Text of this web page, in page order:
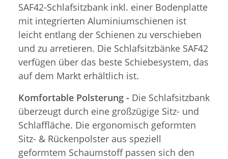
SAF42-Schlafsitzbank inkl. einer Bodenplatte
mit integrierten Aluminiumschienen ist
leicht entlang der Schienen zu verschieben
und zu arretieren. Die Schlafsitzbänke SAF42
verfügen über das beste Schiebesystem, das
auf dem Markt erhältlich ist.
Komfortable Polsterung - Die Schlafsitzbank
überzeugt durch eine großzügige Sitz- und
Schlaffläche. Die ergonomisch geformten
Sitz- & Rückenpolster aus speziell
geformtem Schaumstoff passen sich den